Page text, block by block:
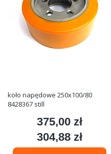
koło napędowe 250x100/80
8428367 still
Cena
375,00 zł
Cena
304,88 zł